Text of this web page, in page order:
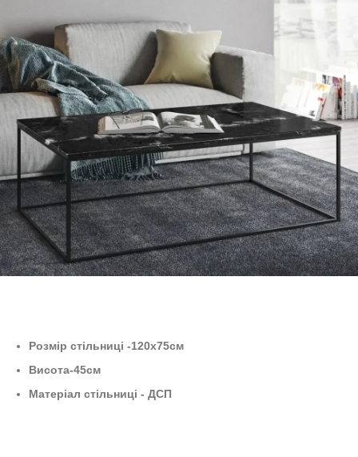
Розмір стільниці -120х75см
Висота-45см
Матеріал стільниці - ДСП